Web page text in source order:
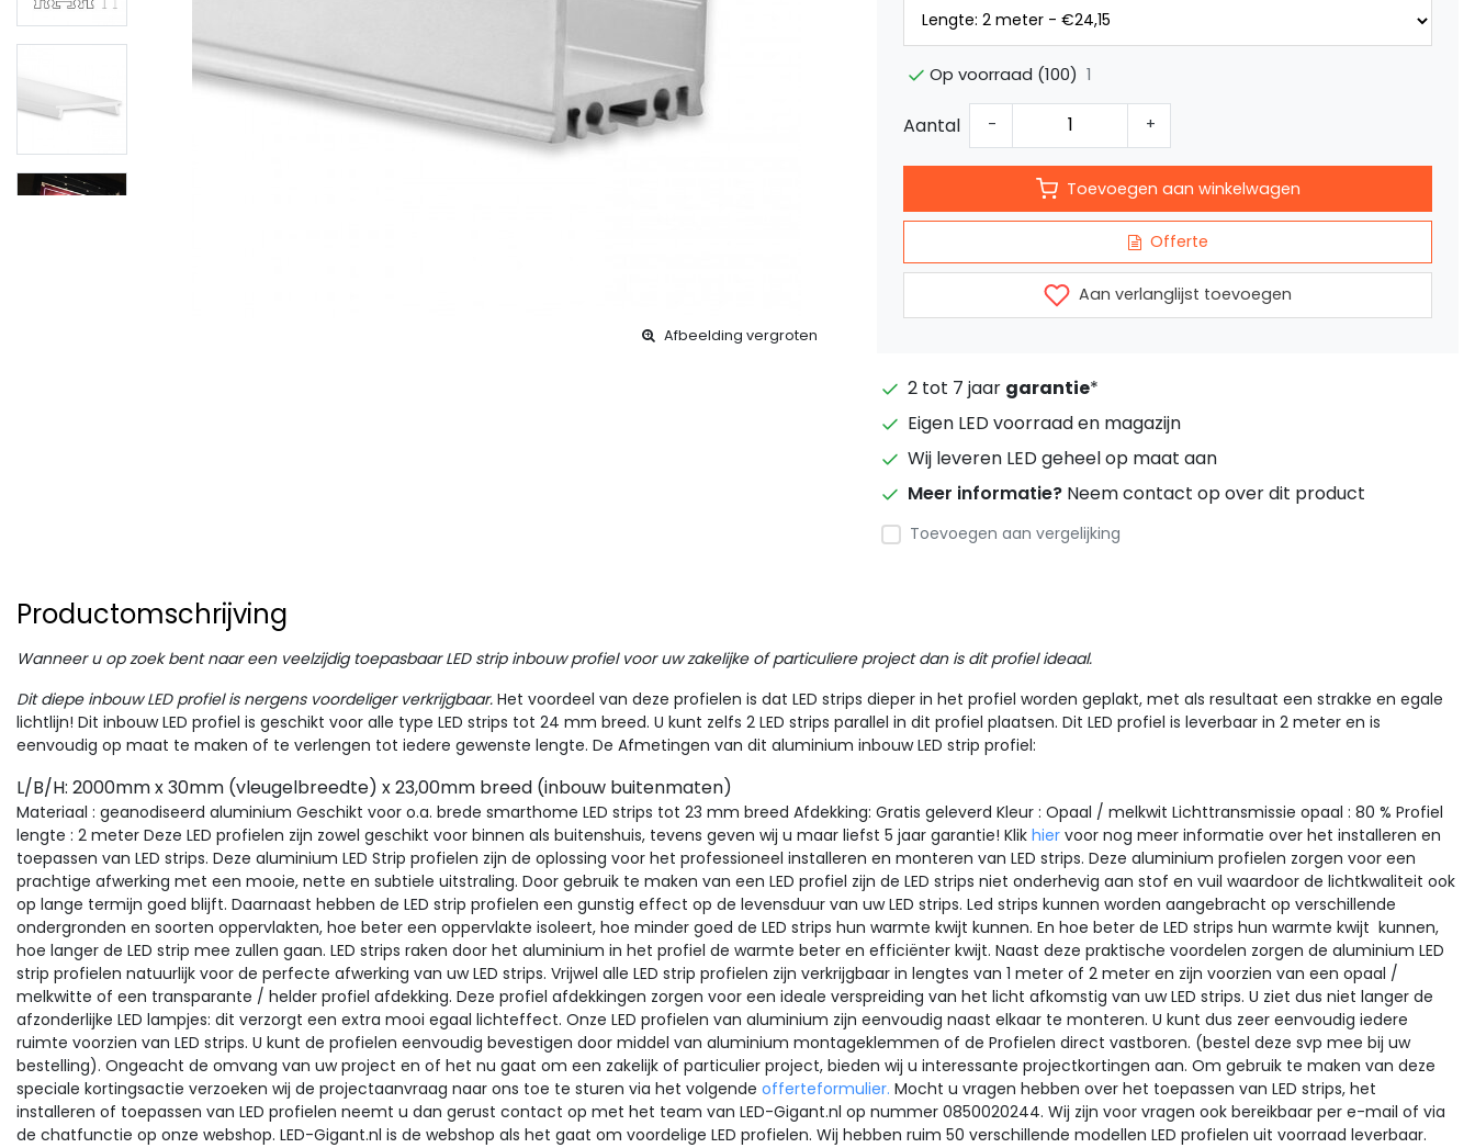
Afbeelding vergroten
Op voorraad (100) 1
Aantal - +
Toevoegen aan winkelwagen
Offerte
Aan verlanglijst toevoegen
2 tot 7 jaar garantie*
Eigen LED voorraad en magazijn
Wij leveren LED geheel op maat aan
Meer informatie? Neem contact op over dit product
Toevoegen aan vergelijking
Productomschrijving
Wanneer u op zoek bent naar een veelzijdig toepasbaar LED strip inbouw profiel voor uw zakelijke of particuliere project dan is dit profiel ideaal.
Dit diepe inbouw LED profiel is nergens voordeliger verkrijgbaar. Het voordeel van deze profielen is dat LED strips dieper in het profiel worden geplakt, met als resultaat een strakke en egale
lichtlijn! Dit inbouw LED profiel is geschikt voor alle type LED strips tot 24 mm breed. U kunt zelfs 2 LED strips parallel in dit profiel plaatsen. Dit LED profiel is leverbaar in 2 meter en is
eenvoudig op maat te maken of te verlengen tot iedere gewenste lengte. De Afmetingen van dit aluminium inbouw LED strip profiel:
L/B/H: 2000mm x 30mm (vleugelbreedte) x 23,00mm breed (inbouw buitenmaten)
Materiaal : geanodiseerd aluminium Geschikt voor o.a. brede smarthome LED strips tot 23 mm breed Afdekking: Gratis geleverd Kleur : Opaal / melkwit Lichttransmissie opaal : 80 % Profiel
lengte : 2 meter Deze LED profielen zijn zowel geschikt voor binnen als buitenshuis, tevens geven wij u maar liefst 5 jaar garantie! Klik hier voor nog meer informatie over het installeren en
toepassen van LED strips. Deze aluminium LED Strip profielen zijn de oplossing voor het professioneel installeren en monteren van LED strips. Deze aluminium profielen zorgen voor een
prachtige afwerking met een mooie, nette en subtiele uitstraling. Door gebruik te maken van een LED profiel zijn de LED strips niet onderhevig aan stof en vuil waardoor de lichtkwaliteit ook
op lange termijn goed blijft. Daarnaast hebben de LED strip profielen een gunstig effect op de levensduur van uw LED strips. Led strips kunnen worden aangebracht op verschillende
ondergronden en soorten oppervlakten, hoe beter een oppervlakte isoleert, hoe minder goed de LED strips hun warmte kwijt kunnen. En hoe beter de LED strips hun warmte kwijt kunnen,
hoe langer de LED strip mee zullen gaan. LED strips raken door het aluminium in het profiel de warmte beter en efficiënter kwijt. Naast deze praktische voordelen zorgen de aluminium LED
strip profielen natuurlijk voor de perfecte afwerking van uw LED strips. Vrijwel alle LED strip profielen zijn verkrijgbaar in lengtes van 1 meter of 2 meter en zijn voorzien van een opaal /
melkwitte of een transparante / helder profiel afdekking. Deze profiel afdekkingen zorgen voor een ideale verspreiding van het licht afkomstig van uw LED strips. U ziet dus niet langer de
afzonderlijke LED lampjes: dit verzorgt een extra mooi egaal lichteffect. Onze LED profielen van aluminium zijn eenvoudig naast elkaar te monteren. U kunt dus zeer eenvoudig iedere
ruimte voorzien van LED strips. U kunt de profielen eenvoudig bevestigen door middel van aluminium montageklemmen of de Profielen direct vastboren. (bestel deze svp mee bij uw
bestelling). Ongeacht de omvang van uw project en of het nu gaat om een zakelijk of particulier project, bieden wij u interessante projectkortingen aan. Om gebruik te maken van deze
speciale kortingsactie verzoeken wij de projectaanvraag naar ons toe te sturen via het volgende offerteformulier. Mocht u vragen hebben over het toepassen van LED strips, het
installeren of toepassen van LED profielen neemt u dan gerust contact op met het team van LED-Gigant.nl op nummer 0850020244. Wij zijn voor vragen ook bereikbaar per e-mail of via
de chatfunctie op onze webshop. LED-Gigant.nl is de webshop als het gaat om voordelige LED profielen. Wij hebben ruim 50 verschillende modellen LED profielen uit voorraad leverbaar.